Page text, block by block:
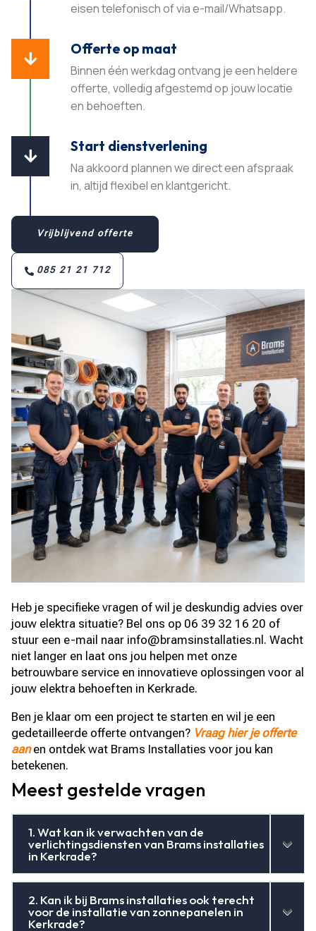
eisen telefonisch of via e-mail/Whatsapp.

Offerte op maat
Binnen één werkdag ontvang je een heldere
offerte, volledig afgestemd op jouw locatie
en behoeften.​

Start dienstverlening
Na akkoord plannen we direct een afspraak
in, altijd flexibel en klantgericht.​
Vrijblijvend offerte
085 21 21 712
Heb je specifieke vragen of wil je deskundig advies over
jouw elektra situatie? Bel ons op 06 39 32 16 20 of
stuur een e-mail naar info@bramsinstallaties.nl. Wacht
niet langer en laat ons jou helpen met onze
betrouwbare service en innovatieve oplossingen voor al
jouw elektra behoeften in Kerkrade.
Ben je klaar om een project te starten en wil je een
gedetailleerde offerte ontvangen? Vraag hier je offerte
aanen ontdek wat Brams Installaties voor jou kan
betekenen.
Meest gestelde vragen
1. Wat kan ik verwachten van de
verlichtingsdiensten van Brams installaties
in Kerkrade?
2. Kan ik bij Brams installaties ook terecht
voor de installatie van zonnepanelen in
Kerkrade?